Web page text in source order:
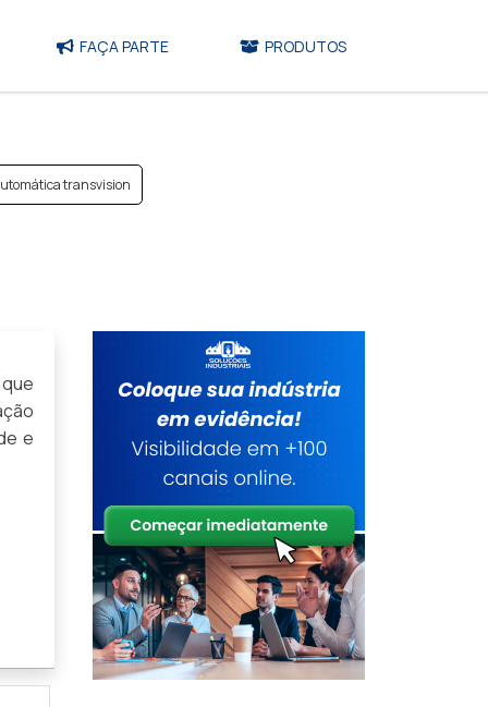
FAÇA PARTE PRODUTOS
transvision
e